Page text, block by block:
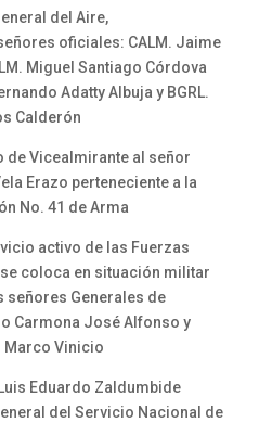
del Aire,
oficiales: CALM. Jaime
Miguel Santiago Córdova
Adatty Albuja y BGRL.
Calderón
de Vicealmirante al señor
Erazo perteneciente a la
No. 41 de Arma
activo de las Fuerzas
coloca en situación militar
señores Generales de
Carmona José Alfonso y
Marco Vinicio
Eduardo Zaldumbide
del Servicio Nacional de